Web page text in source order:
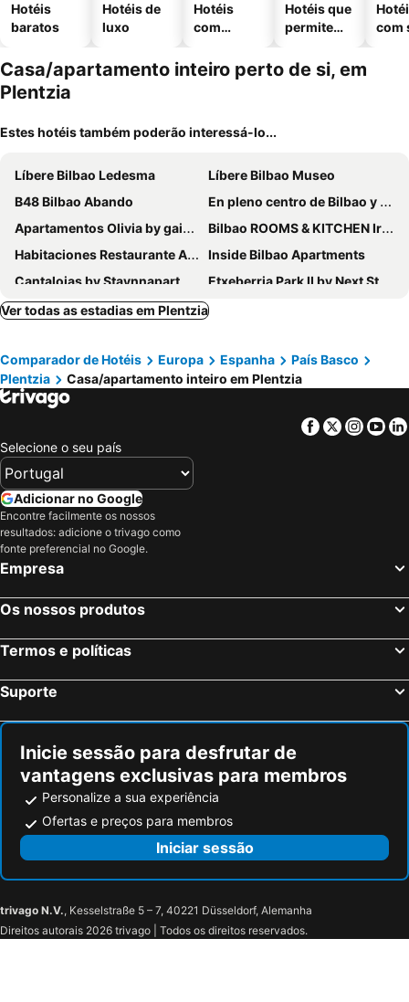
Hotéis
baratos
Hotéis de
luxo
Hotéis
com
Hotéis que
permitem
com
Casa/apartamento inteiro perto de si, em
Plentzia
Estes hotéis também poderão interessá-lo...
Líbere Bilbao Ledesma
Líbere Bilbao Museo
B48 Bilbao Abando
En pleno centro de Bilbao y muy cerca del GUGGENHEIM
Apartamentos Olivia by gaiarooms
Bilbao ROOMS & KITCHEN Irala
Habitaciones Restaurante Asador el Puente Galdames
Inside Bilbao Apartments
Cantalojas by Staynnapartments
Etxeberria Park II by Next Stop Bilbao
Puerta Del Camino Apartment 1
Guggenheim A 15 Minutos. Bec A 5 Minutos
Refugio Azkue Encanto y Comodidad
Apartamentos Basarrate Self Check in
AT Bilbaotown self check in
Casa Rural Errota-Barri
Encantador Apartamento con Wifi en Sestao
IG30 Apartments
Zumalakarregi Apartment by People Rentals
Apartamento Bilbao
Suite en apartamento privado terraza centro
Bilbao Home Apartment By People Rentals
Ver todas as estadias em Plentzia
Comparador de Hotéis Europa Espanha
País Basco
Plentzia
Casa/apartamento inteiro em Plentzia
Facebook
Twitter
Selecione o seu país
Adicionar no Google
Encontre facilmente os nossos
resultados: adicione o trivago como
fonte preferencial no Google.
Empresa
Os nossos produtos
Termos e políticas
Suporte
Inicie sessão para desfrutar de
vantagens exclusivas para membros
Personalize a sua experiência
Ofertas e preços para membros
Iniciar sessão
trivago N.V., Kesselstraße 5 – 7, 40221 Düsseldorf, Alemanha
Direitos autorais 2026 trivago | Todos os direitos reservados.